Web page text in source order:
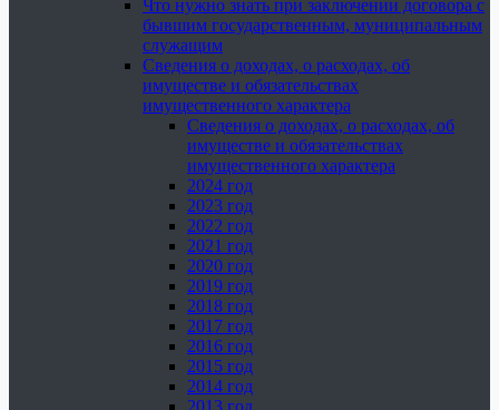
Что нужно знать при заключении договора с
бывшим государственным, муниципальным
служащим
Сведения о доходах, о расходах, об
имуществе и обязательствах
имущественного характера
Сведения о доходах, о расходах, об
имуществе и обязательствах
имущественного характера
2024 год
2023 год
2022 год
2021 год
2020 год
2019 год
2018 год
2017 год
2016 год
2015 год
2014 год
2013 год